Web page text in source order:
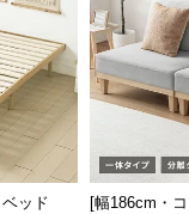
ッド
[幅186cm・